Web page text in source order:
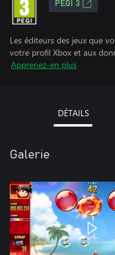
PEGI 3
Les éditeurs des jeux que
votre profil Xbox et aux
Apprenez-en plus
DÉTAILS
Galerie